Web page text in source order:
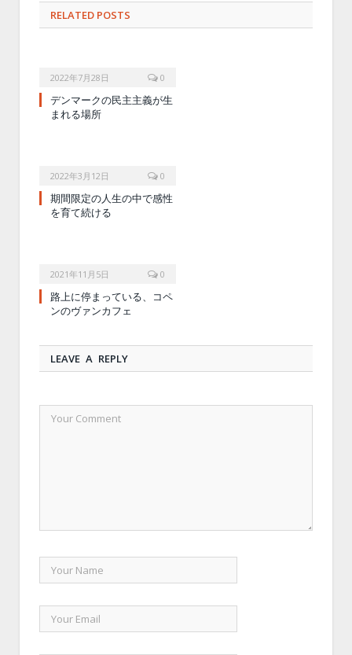
RELATED POSTS
2022年7月28日 0
デンマークの民主主義が生
まれる場所
2022年3月12日 0
期間限定の人生の中で感性
を育て続ける
2021年11月5日 0
路上に停まっている、コペ
ンのヴァンカフェ
LEAVE A REPLY